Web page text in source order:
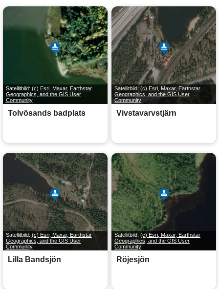
Satellitbild: (c) Esri, Maxar, Earthstar
Geographics, and the GIS User
Community
Tolvösands badplats
Satellitbild: (c) Esri, Maxar, Earthstar
Geographics, and the GIS User
Community
Vivstavarvstjärn
Satellitbild: (c) Esri, Maxar, Earthstar
Geographics, and the GIS User
Community
Lilla Bandsjön
Satellitbild: (c) Esri, Maxar, Earthstar
Geographics, and the GIS User
Community
Röjesjön